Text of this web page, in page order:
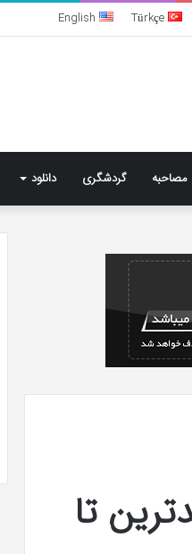
Türkçe
English
مصاحبه گردشگری دانلود
تا